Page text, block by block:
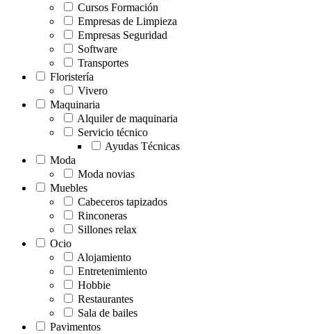
Cursos Formación
Empresas de Limpieza
Empresas Seguridad
Software
Transportes
Floristería
Vivero
Maquinaria
Alquiler de maquinaria
Servicio técnico
Ayudas Técnicas
Moda
Moda novias
Muebles
Cabeceros tapizados
Rinconeras
Sillones relax
Ocio
Alojamiento
Entretenimiento
Hobbie
Restaurantes
Sala de bailes
Pavimentos